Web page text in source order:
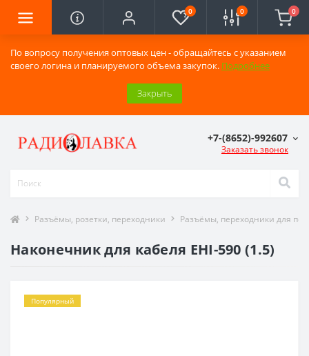
По вопросу получения оптовых цен - обращайтесь с указанием
своего логина и планируемого объема закупок. Подробнее
Закрыть
0 0 0
+7-(8652)-992607
Заказать звонок
Разъёмы, розетки, переходники Разъёмы, переходники для
Наконечник для кабеля EHI-590 (1.5)
Популярный